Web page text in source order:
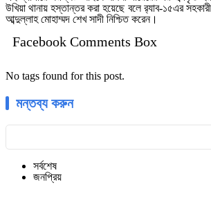
উখিয়া থানায় হস্তান্তর করা হয়েছে বলে র‌্যাব-১৫এর
আব্দুল্লাহ মোহাম্মদ শেখ সাদী নিশ্চিত করেন।
Facebook Comments Box
No tags found for this post.
মন্তব্য করুন
সর্বশেষ
জনপ্রিয়